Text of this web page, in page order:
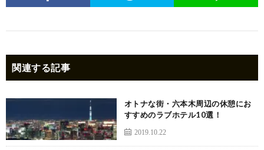
関連する記事
オトナな街・六本木周辺の休憩にお
すすめのラブホテル10選！
2019.10.22